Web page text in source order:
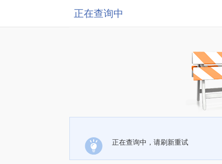
正在查询中
正在查询中，请刷新重试